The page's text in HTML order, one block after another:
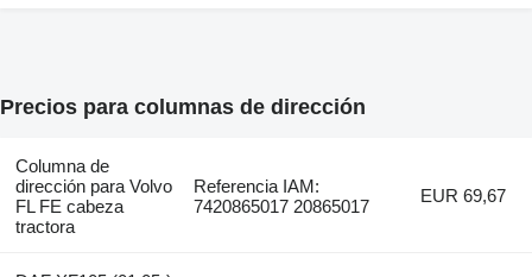
Precios para columnas de dirección
Columna de
dirección para Volvo
FL FE cabeza
tractora
Referencia IAM:
7420865017 20865017
EUR 69,67